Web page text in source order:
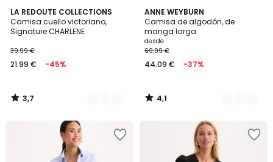
LA REDOUTE COLLECTIONS
Camisa cuello victoriano,
Signature CHARLENE
39.99 €
21.99 € -45%
3,7
/ 5
2
Colores
3,7
/
ANNE WEYBURN
Camisa de algodón, de
manga larga
desde
69.99 €
44.09 € -37%
4,1
/ 5
2
Colores
4,1
/